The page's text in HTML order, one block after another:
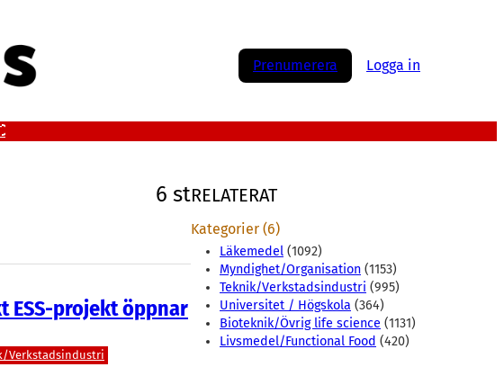
Prenumerera Logga in
6 st
ESS-projekt öppnar
Verkstadsindustri
RELATERAT
Kategorier (6)
Läkemedel (1092)
Myndighet/Organisation (1153)
Teknik/Verkstadsindustri (995)
Universitet / Högskola (364)
Bioteknik/Övrig life science (1131)
Livsmedel/Functional Food (420)